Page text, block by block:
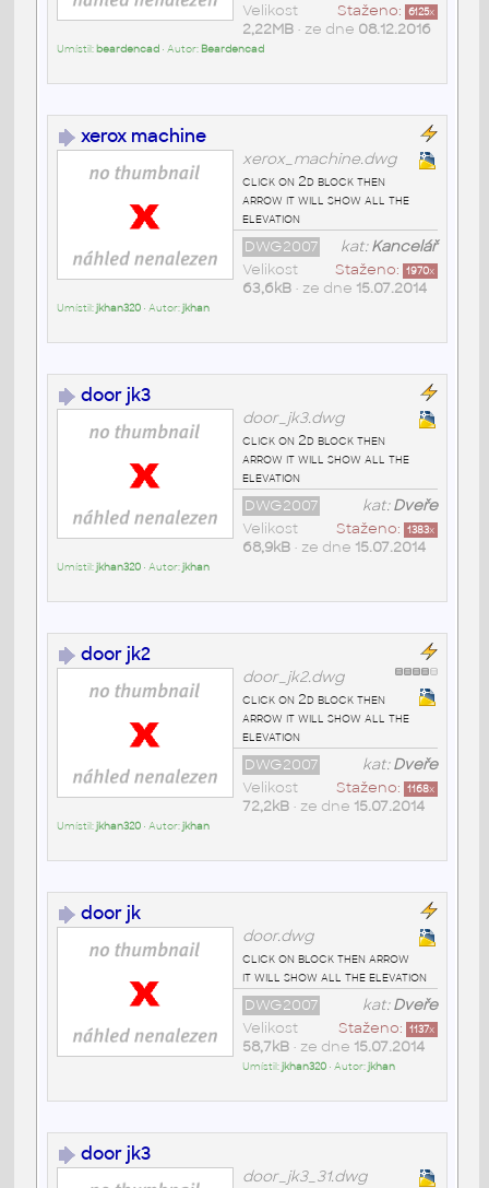
Staženo: 6125x
Velikost
2,22MB• ze dne 08.12.2016
Umístil: beardencad • Autor: Beardencad
xerox machine
xerox_machine.dwg
click on 2d block then
arrow it will show all the
elevation
kat:Kancelář
DWG2007
Staženo: 1970x
Velikost
63,6kB• ze dne 15.07.2014
Umístil:jkhan320• Autor:jkhan
door jk3
door_jk3.dwg
click on 2d block then
arrow it will show all the
elevation
kat:Dveře
DWG2007
Staženo: 1383x
Velikost
68,9kB• ze dne 15.07.2014
Umístil:jkhan320• Autor:jkhan
door jk2
door_jk2.dwg
click on 2d block then
arrow it will show all the
elevation
kat:Dveře
DWG2007
Staženo: 1168x
Velikost
72,2kB• ze dne 15.07.2014
Umístil:jkhan320• Autor:jkhan
door jk
door.dwg
click on block then arrow
it will show all the elevation
kat:Dveře
DWG2007
Staženo: 1137x
Velikost
58,7kB• ze dne 15.07.2014
Umístil:jkhan320• Autor:jkhan
door jk3
door_jk3_31.dwg